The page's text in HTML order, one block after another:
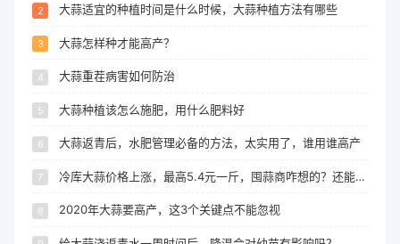
大蒜适宜的种植时间是什么时候，大蒜种植方法有哪些
大蒜怎样种才能高产？
大蒜重茬病害如何防治
大蒜种植该怎么施肥，用什么肥料好
大蒜返青后，水肥管理必备的方法，太实用了，谁用谁高产
冷库大蒜价格上涨，最高5.4元一斤，囤蒜商咋想的？还能涨吗？
2020年大蒜要高产，这3个关键点不能忽视